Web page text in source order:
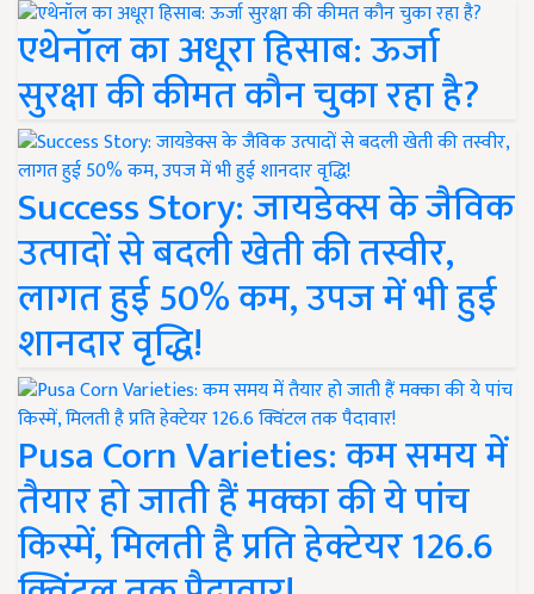
एथेनॉल का अधूरा हिसाब: ऊर्जा
सुरक्षा की कीमत कौन चुका रहा है?
Success Story: जायडेक्स के जैविक
उत्पादों से बदली खेती की तस्वीर,
लागत हुई 50% कम, उपज में भी हुई
शानदार वृद्धि!
Pusa Corn Varieties: कम समय में
तैयार हो जाती हैं मक्का की ये पांच
किस्में, मिलती है प्रति हेक्टेयर 126.6